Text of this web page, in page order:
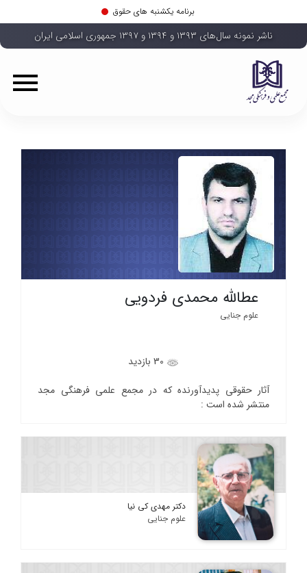
برنامه یکشنبه های حقوق
ناشر نمونه سال‌های ۱۳۹۳ و ۱۳۹۴ و ۱۳۹۷ جمهوری اسلامی ایران
عطالله محمدی فردویی
علوم جنایی
آثار حقوقی پدیدآورنده که در مجمع علمی فرهنگی مجد
منتشر شده است :
دکتر مهدی کی نیا
علوم جنایی